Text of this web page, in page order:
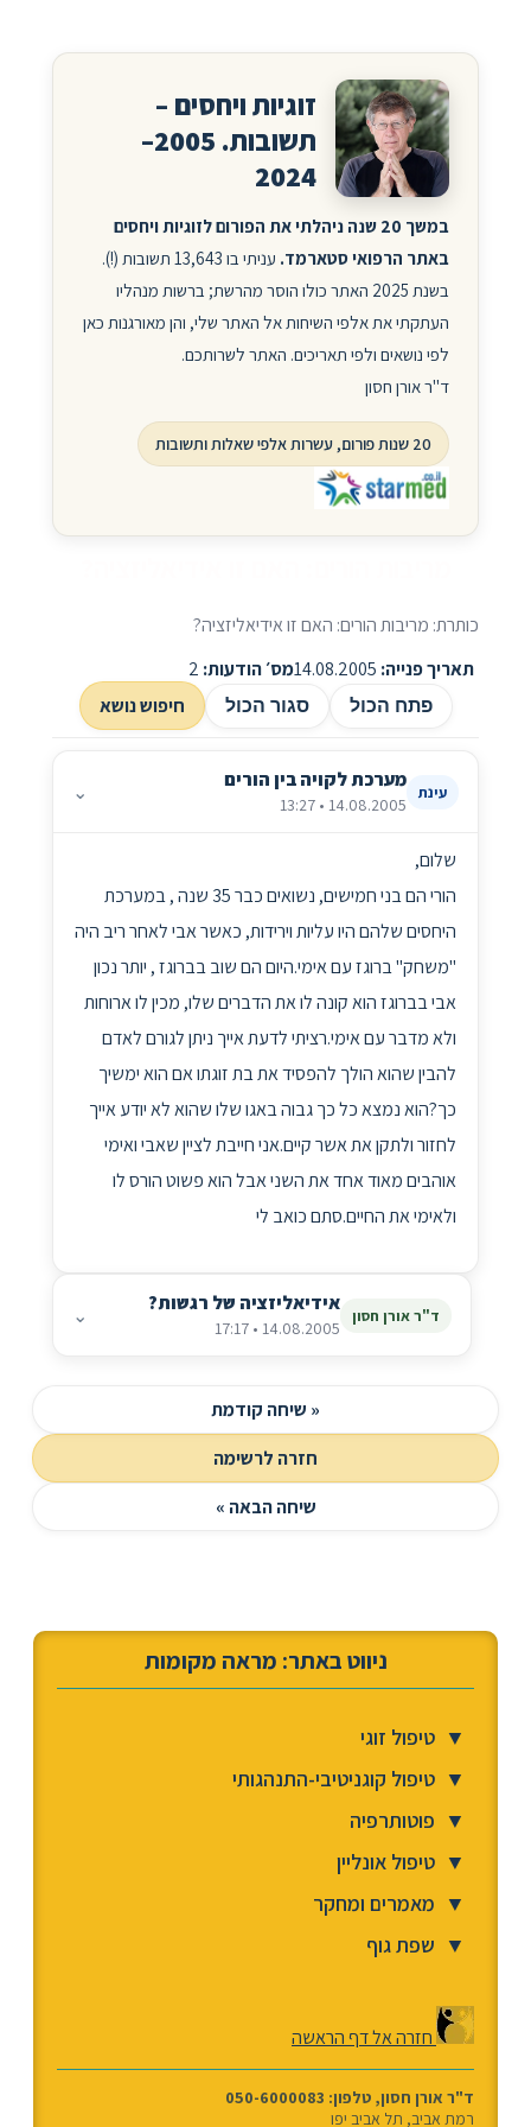
זוגיות ויחסים –
תשובות. 2005–
2024
במשך 20 שנה ניהלתי את הפורום לזוגיות ויחסים
באתר הרפואי סטארמד.
עניתי בו 13,643 תשובות (!).
בשנת 2025 האתר כולו הוסר מהרשת; ברשות מנהליו
העתקתי את אלפי השיחות אל האתר שלי, והן מאורגנות כאן
לפי נושאים ולפי תאריכים. האתר לשרותכם.
ד"ר אורן חסון
20 שנות פורום, עשרות אלפי שאלות ותשובות
כותרת: מריבות הורים: האם זו אידיאליזציה?
תאריך פנייה:
מס׳ הודעות:
פתח הכול סגור הכול חיפוש נושא
עינת מערכת לקויה בין הורים
14.08.2005 • 13:27
⌄
שלום,
הורי הם בני חמישים, נשואים כבר 35 שנה , במערכת
היחסים שלהם היו עליות וירידות, כאשר אבי לאחר ריב היה
"משחק" ברוגז עם אימי.היום הם שוב בברוגז , יותר נכון
אבי בברוגז הוא קונה לו את הדברים שלו, מכין לו ארוחות
ולא מדבר עם אימי.רציתי לדעת אייך ניתן לגורם לאדם
להבין שהוא הולך להפסיד את בת זוגתו אם הוא ימשיך
כך?הוא נמצא כל כך גבוה באגו שלו שהוא לא יודע אייך
לחזור ולתקן את אשר קיים.אני חייבת לציין שאבי ואימי
אוהבים מאוד אחד את השני אבל הוא פשוט הורס לו
ולאימי את החיים.סתם כואב לי
ד"ר אורן חסון אידיאליזציה של רגשות?
14.08.2005 • 17:17
⌄
« שיחה קודמת
חזרה לרשימה
שיחה הבאה »
ניווט באתר: מראה מקומות
▼ טיפול זוגי
▼ טיפול קוגניטיבי-התנהגותי
▼ פוטותרפיה
▼ טיפול אונליין
▼ מאמרים ומחקר
▼ שפת גוף
חזרה אל דף הראשה
ד"ר אורן חסון, טלפון: 050-6000083
רמת אביב, תל אביב יפו